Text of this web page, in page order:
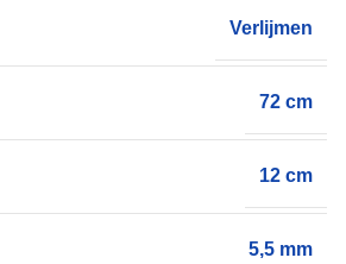
Verlijmen
72 cm
12 cm
5,5 mm